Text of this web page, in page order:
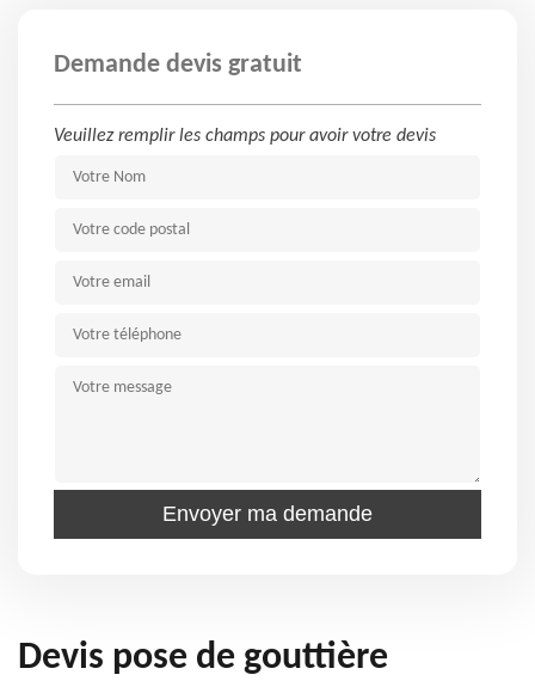
Demande devis gratuit
Veuillez remplir les champs pour avoir votre devis
Devis pose de gouttière